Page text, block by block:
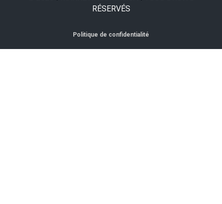
RÉSERVÉS
Politique de confidentialité